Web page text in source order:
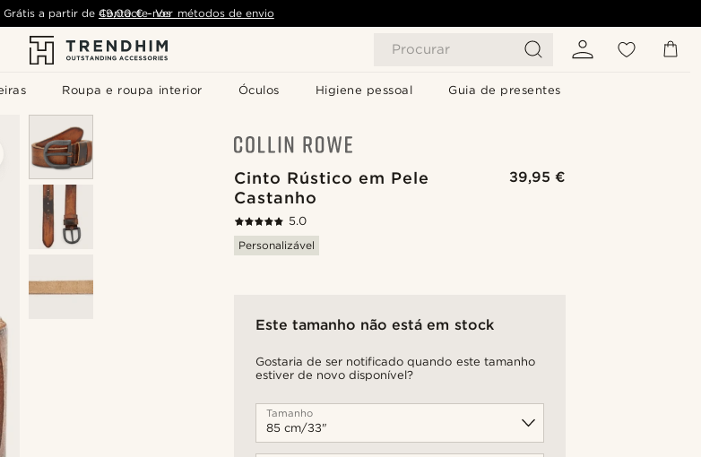
Procurar
Roupa e roupa interior Óculos Higiene pessoal Guia de presentes
Grátis a partir de 49,00 € - Ver métodos de envio
Contacte-nos
Cinto Rústico em Pele
Castanho
39,95 €
5.0
Personalizável
Este tamanho não está em stock
Gostaria de ser notificado quando este tamanho
estiver de novo disponível?
Tamanho